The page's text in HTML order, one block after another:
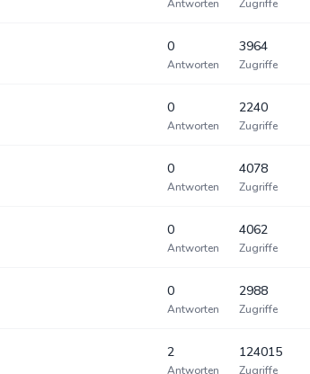
Antworten Zugriffe
0
Antworten
3964
Zugriffe
0
Antworten
2240
Zugriffe
0
Antworten
4078
Zugriffe
0
Antworten
4062
Zugriffe
0
Antworten
2988
Zugriffe
2
Antworten
124015
Zugriffe